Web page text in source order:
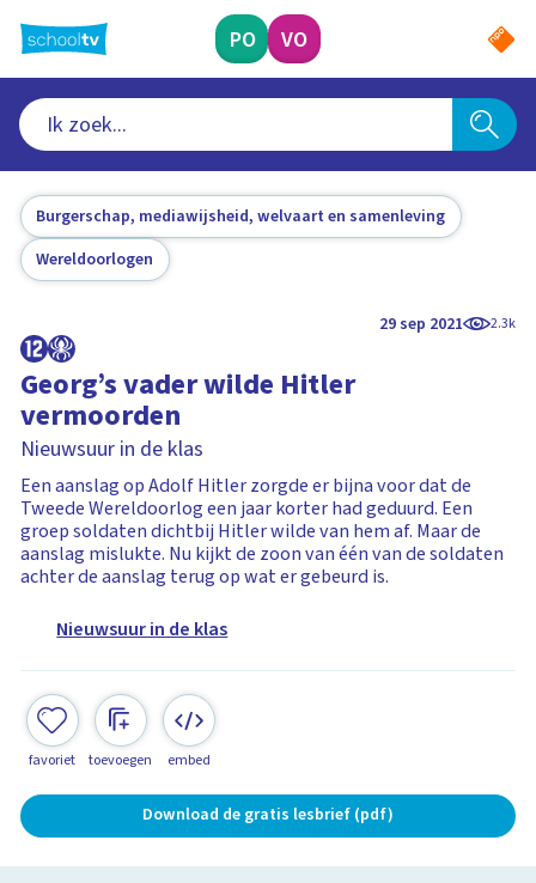
naar
hoofdinhoud
PO VO
Burgerschap, mediawijsheid, welvaart en samenleving
Wereldoorlogen
29 sep 2021 2.3k
Georg’s vader wilde Hitler
vermoorden
Nieuwsuur in de klas
Een aanslag op Adolf Hitler zorgde er bijna voor dat de
Tweede Wereldoorlog een jaar korter had geduurd. Een
groep soldaten dichtbij Hitler wilde van hem af. Maar de
aanslag mislukte. Nu kijkt de zoon van één van de soldaten
achter de aanslag terug op wat er gebeurd is.
Nieuwsuur in de klas
favoriet toevoegen embed
Download de gratis lesbrief (pdf)